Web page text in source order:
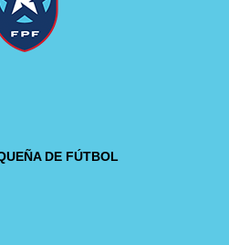
DE FÚTBOL